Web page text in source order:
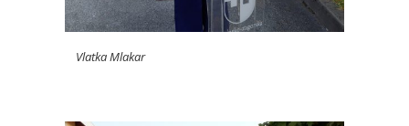
Vlatka Mlakar